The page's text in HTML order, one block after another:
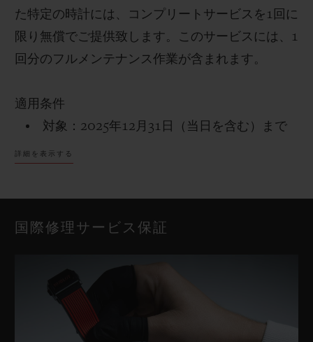
既にウブロのアカウントをお持ちのお客様
アカウントに対象の時計を登録し「ウブロティス
タ」に入会するだけで、延長保証が有効になりま
ログイン
だけます。
て時計をご登録ください。
た特定の時計には、コンプリートサービスを1回に
限り無償でご提供致します。このサービスには、1
回分のフルメンテナンス作業が含まれます。
適用条件
対象：2025年12月31日（当日を含む）まで
に、オンラインまたはウブロブティックで購入
保証体系が適用されます
ウブロ コンプリートサービスは、最初の保証期間
の終了時点から、保証が有効化された日から7年目
詳細を表示する
国際修理サービス保証